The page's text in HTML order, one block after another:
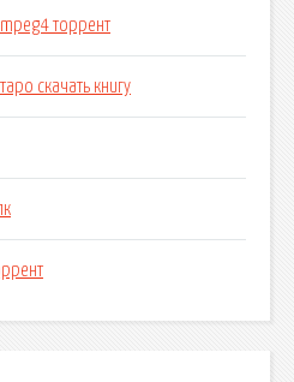
торрент
скачать книгу